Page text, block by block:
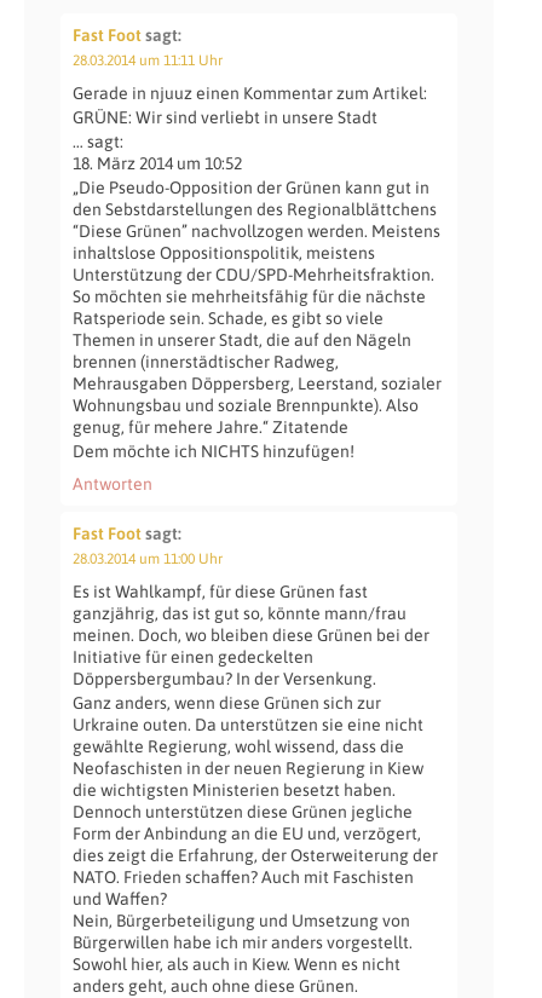
Fast Footsagt:
28.03.2014 um 11:11 Uhr
Gerade in njuuz einen Kommentar zum Artikel:
GRÜNE: Wir sind verliebt in unsere Stadt
… sagt:
18. März 2014 um 10:52
„Die Pseudo-Opposition der Grünen kann gut in
den Sebstdarstellungen des Regionalblättchens
“Diese Grünen” nachvollzogen werden. Meistens
inhaltslose Oppositionspolitik, meistens
Unterstützung der CDU/SPD-Mehrheitsfraktion.
So möchten sie mehrheitsfähig für die nächste
Ratsperiode sein. Schade, es gibt so viele
Themen in unserer Stadt, die auf den Nägeln
brennen (innerstädtischer Radweg,
Mehrausgaben Döppersberg, Leerstand, sozialer
Wohnungsbau und soziale Brennpunkte). Also
genug, für mehere Jahre.“ Zitatende
Dem möchte ich NICHTS hinzufügen!
Antworten
Fast Footsagt:
28.03.2014 um 11:00 Uhr
Es ist Wahlkampf, für diese Grünen fast
ganzjährig, das ist gut so, könnte mann/frau
meinen. Doch, wo bleiben diese Grünen bei der
Initiative für einen gedeckelten
Döppersbergumbau? In der Versenkung.
Ganz anders, wenn diese Grünen sich zur
Urkraine outen. Da unterstützen sie eine nicht
gewählte Regierung, wohl wissend, dass die
Neofaschisten in der neuen Regierung in Kiew
die wichtigsten Ministerien besetzt haben.
Dennoch unterstützen diese Grünen jegliche
Form der Anbindung an die EU und, verzögert,
dies zeigt die Erfahrung, der Osterweiterung der
NATO. Frieden schaffen? Auch mit Faschisten
und Waffen?
Nein, Bürgerbeteiligung und Umsetzung von
Bürgerwillen habe ich mir anders vorgestellt.
Sowohl hier, als auch in Kiew. Wenn es nicht
anders geht, auch ohne diese Grünen.